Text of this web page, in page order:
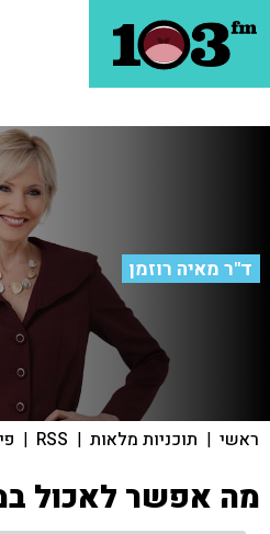
ד"ר מאיה רוזמן
ראשי | תוכניות מלאות |
RSS
|
מה אפשר לאכול